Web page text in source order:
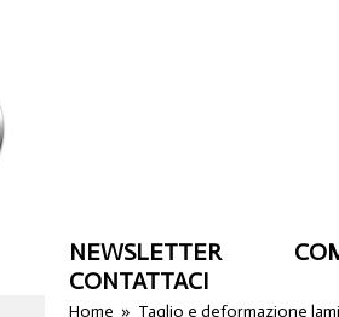
NEWSLETTER
CONTATTACI
Home » Taglio e deformazione